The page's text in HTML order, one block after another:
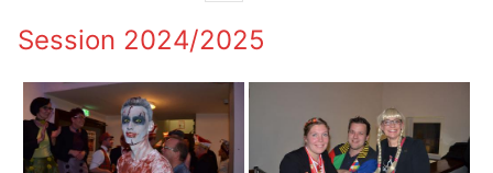
Session 2024/2025